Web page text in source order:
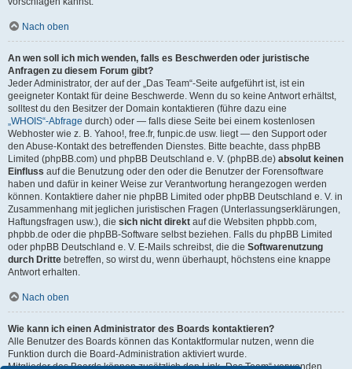
Nach oben
An wen soll ich mich wenden, falls es Beschwerden oder juristische
Anfragen zu diesem Forum gibt?
Jeder Administrator, der auf der „Das Team“-Seite aufgeführt ist, ist ein
geeigneter Kontakt für deine Beschwerde. Wenn du so keine Antwort erhältst,
solltest du den Besitzer der Domain kontaktieren (führe dazu eine
„WHOIS“-Abfrage durch) oder — falls diese Seite bei einem kostenlosen
Webhoster wie z. B. Yahoo!, free.fr, funpic.de usw. liegt — den Support oder
den Abuse-Kontakt des betreffenden Dienstes. Bitte beachte, dass phpBB
Limited (phpBB.com) und phpBB Deutschland e. V. (phpBB.de) absolut keinen
Einfluss auf die Benutzung oder den oder die Benutzer der Forensoftware
haben und dafür in keiner Weise zur Verantwortung herangezogen werden
können. Kontaktiere daher nie phpBB Limited oder phpBB Deutschland e. V. in
Zusammenhang mit jeglichen juristischen Fragen (Unterlassungserklärungen,
Haftungsfragen usw.), die sich nicht direkt auf die Websiten phpbb.com,
phpbb.de oder die phpBB-Software selbst beziehen. Falls du phpBB Limited
oder phpBB Deutschland e. V. E-Mails schreibst, die die Softwarenutzung
durch Dritte betreffen, so wirst du, wenn überhaupt, höchstens eine knappe
Antwort erhalten.
Nach oben
Wie kann ich einen Administrator des Boards kontaktieren?
Alle Benutzer des Boards können das Kontaktformular nutzen, wenn die
Funktion durch die Board-Administration aktiviert wurde.
Mitglieder des Boards können zusätzlich den Link „Das Team“ verwenden.